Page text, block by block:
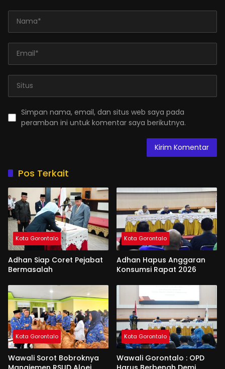
Simpan nama, email, dan situs web saya pada
peramban ini untuk komentar saya berikutnya.
Pos Terkait
Kota Gorontalo
Adhan Siap Coret Pejabat
Bermasalah
Kota Gorontalo
Adhan Hapus Anggaran
Konsumsi Rapat 2026
Kota Gorontalo
Wawali Sorot Bobroknya
Kota Gorontalo
Wawali Gorontalo : OPD